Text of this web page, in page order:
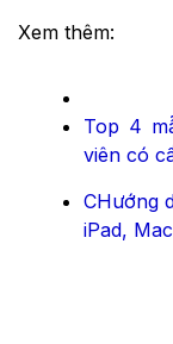
Xem thêm:
Top 4
viên có
CHướng
iPad,